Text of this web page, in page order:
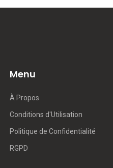
Menu
À Propos
Conditions d'Utilisation
Politique de Confidentialité
RGPD